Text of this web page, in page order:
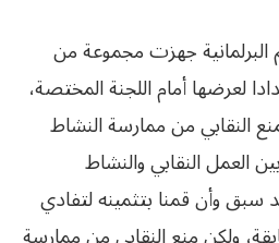
البرلمانية جهزت مجموعة من
لعرضها أمام اللجنة المختصة،
النقابي من ممارسة النشاط
العمل النقابي والنشاط
وأن قمنا بتثمينه لتفادي